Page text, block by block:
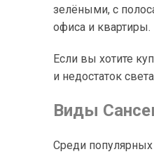
зелёными, с
офиса и квартиры.
Если вы хотите
и недостаток
Виды
Среди популярных